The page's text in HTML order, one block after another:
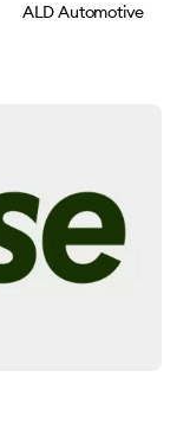
ALD Automotive